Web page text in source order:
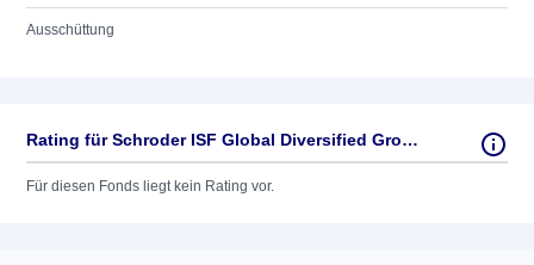
Ausschüttung
Rating für Schroder ISF Global Diversified Growth
Für diesen Fonds liegt kein Rating vor.